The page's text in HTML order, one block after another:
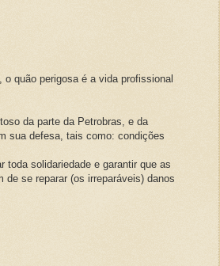
quão perigosa é a vida profissional
da parte da Petrobras, e da
sua defesa, tais como: condições
toda solidariedade e garantir que as
se reparar (os irreparáveis) danos